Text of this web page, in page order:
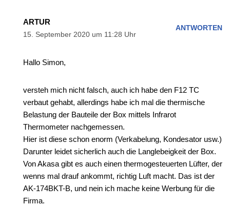
ARTUR
15. September 2020 um 11:28 Uhr
ANTWORTEN
Hallo Simon,
versteh mich nicht falsch, auch ich habe den F12 TC
verbaut gehabt, allerdings habe ich mal die thermische
Belastung der Bauteile der Box mittels Infrarot
Thermometer nachgemessen.
Hier ist diese schon enorm (Verkabelung, Kondesator usw.)
Darunter leidet sicherlich auch die Langlebeigkeit der Box.
Von Akasa gibt es auch einen thermogesteuerten Lüfter, der
wenns mal drauf ankommt, richtig Luft macht. Das ist der
AK-174BKT-B, und nein ich mache keine Werbung für die
Firma.